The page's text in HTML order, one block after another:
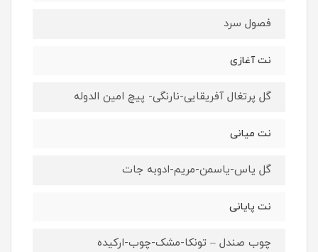
فصول سرد
نت آغازی
گل پرتغال آفریقایی-نارنگی- پیچ امین الدوله
نت میانی
گل یاس-یاسمن-مریم-ادوبه جات
نت پایانی
چوب صندل – تونکا-مشک-چوب-ارکیده